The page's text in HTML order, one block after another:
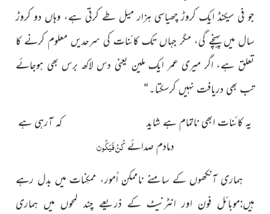
جو فی سیکنڈ ایک کروڑ چھیاسی ہزار میل طے کرتی ہے، وہاں دو کروڑ
سال میں پہنچے گی، مگر جہاں تک کائنات کی سرحدیں معلوم کرنے کا
تعلق ہے، اگر میری عمر ایک ملین یعنی دس لاکھ برس بھی ہوجائے
تب بھی دریافت نہیں کرسکتا۔“
یہ کائنات ابھی ناتمام ہے شاید کہ آرہی ہے
دمادم صدائےکُنْ فَیَکُون
ہماری آنکھوں کے سامنے ناممکن اُمور، ممکِنات میں بدل رہے
ہیں:موبائل فون اور انٹرنیٹ کے ذریعے چند لمحوں میں ہماری